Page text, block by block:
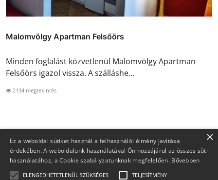
Malomvölgy Apartman Felsőörs
Minden foglalást közvetlenül Malomvölgy Apartman
Felsőörs igazol vissza. A szálláshe...
2134 megtekintés
×
Ez a weboldal sütiket használ a felhasználói élmény javítása
érdekében. A weboldalunk használatával Ön hozzájárul az összes süti
használatához, a Cookie szabályzatunknak megfelelően. Bővebben
ELENGEDHETETLENÜL SZÜKSÉGES TELJESÍTMÉNY